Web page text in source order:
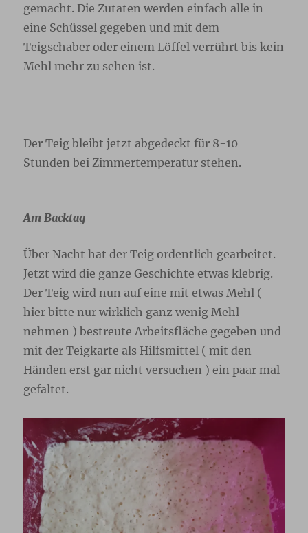
gemacht. Die Zutaten werden einfach alle in
eine Schüssel gegeben und mit dem
Teigschaber oder einem Löffel verrührt bis kein
Mehl mehr zu sehen ist.
Der Teig bleibt jetzt abgedeckt für 8-10
Stunden bei Zimmertemperatur stehen.
Am Backtag
Über Nacht hat der Teig ordentlich gearbeitet.
Jetzt wird die ganze Geschichte etwas klebrig.
Der Teig wird nun auf eine mit etwas Mehl (
hier bitte nur wirklich ganz wenig Mehl
nehmen ) bestreute Arbeitsfläche gegeben und
mit der Teigkarte als Hilfsmittel ( mit den
Händen erst gar nicht versuchen ) ein paar mal
gefaltet.